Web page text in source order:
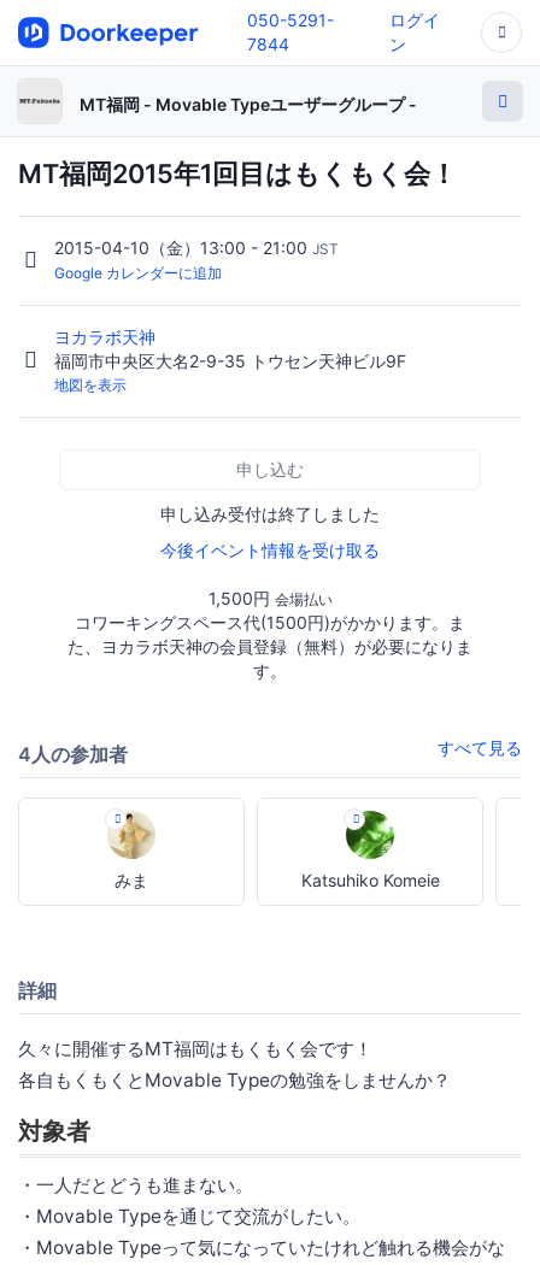
050-5291-
7844
ログイ
ン
MT福岡 - Movable Typeユーザーグループ -
MT福岡2015年1回目はもくもく会！
2015-04-10（金）13:00 - 21:00 JST
Google カレンダーに追加
ヨカラボ天神
福岡市中央区大名2-9-35 トウセン天神ビル9F
地図を表示
申し込む
申し込み受付は終了しました
今後イベント情報を受け取る
1,500円 会場払い
コワーキングスペース代(1500円)がかかります。ま
た、ヨカラボ天神の会員登録（無料）が必要になりま
す。
4人の参加者 すべて見る
みま Katsuhiko Komeie
詳細
久々に開催するMT福岡はもくもく会です！
各自もくもくとMovable Typeの勉強をしませんか？
対象者
・一人だとどうも進まない。
・Movable Typeを通じて交流がしたい。
・Movable Typeって気になっていたけれど触れる機会がな